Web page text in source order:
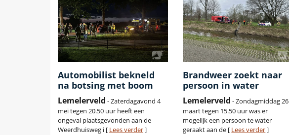
Automobilist bekneld
na botsing met boom
Lemelerveld - Zaterdagavond 4
mei tegen 20.50 uur heeft een
ongeval plaatsgevonden aan de
Weerdhuisweg i [ Lees verder]
Brandweer zoekt naar
persoon in water
Lemelerveld - Zondagmiddag 26
maart tegen 15.50 uur was er
mogelijk een persoon te water
geraakt aan de [ Lees verder]